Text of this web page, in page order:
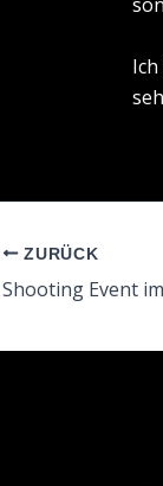
ZURÜCK
Shooting Event